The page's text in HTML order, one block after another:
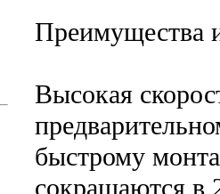
Преимущества
Высокая
быстрому
сокращаются в